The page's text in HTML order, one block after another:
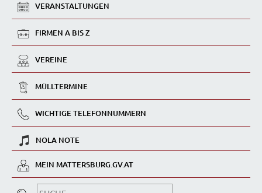
VERANSTALTUNGEN
FIRMEN A BIS Z
VEREINE
MÜLLTERMINE
WICHTIGE TELEFONNUMMERN
NOLA NOTE
MEIN MATTERSBURG.GV.AT